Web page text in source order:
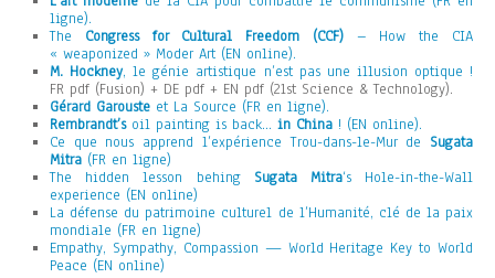
ligne).
The Congress for Cultural Freedom (CCF)– How the CIA
« weaponized » Moder Art (EN online).
M. Hockney, le génie artistique n’est pas une illusion optique !
FR pdf (Fusion) + DE pdf + EN pdf (21st Science & Technology).
Gérard Garouste et La Source (FR en ligne).
Rembrandt’soil painting is back… in China ! (EN online).
Ce que nous apprend l’expérience Trou-dans-le-Mur de Sugata
Mitra (FR en ligne)
The hidden lesson behing Sugata Mitra‘s Hole-in-the-Wall
experience (EN online)
La défense du patrimoine culturel de l’Humanité, clé de la paix
mondiale (FR en ligne)
Empathy, Sympathy, Compassion — World Heritage Key to World
Peace (EN online)